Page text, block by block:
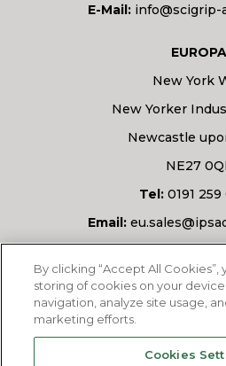
E-Mail: info@scigrip-
EUROPA
New York
New Yorker
Newcastle
NE27
Tel:0191 259
Email:
Haben Sie
By clicking “Accept All
storing of cookies on your
navigation, analyze site usage,
marketing efforts.
Cookies